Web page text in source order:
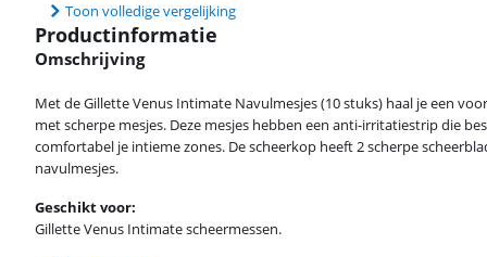
Toon volledige vergelijking
Productinformatie
Omschrijving
Met de Gillette Venus Intimate Navulmesjes (10 stuks) haal je een
met scherpe mesjes. Deze mesjes hebben een anti-irritatiestrip die
comfortabel je intieme zones. De scheerkop heeft 2 scherpe
navulmesjes.
Geschikt voor:
Gillette Venus Intimate scheermessen.